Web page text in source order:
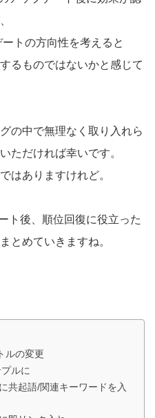
トの方向性を考えると
るものではないかと感じて
の中で無理なく取り入れら
ただければ幸いです。
はありますけれど。
ト後、順位回復に役立った
とめていきますね。
ルの変更
ルに
共起語/関連キーワードを入